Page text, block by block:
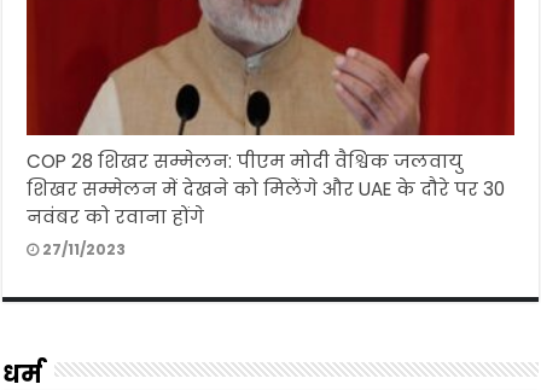
COP 28 शिखर सम्मेलन: पीएम मोदी वैश्विक जलवायु
शिखर सम्मेलन में देखने को मिलेंगे और UAE के दौरे पर 30
नवंबर को रवाना होंगे
27/11/2023
धर्म